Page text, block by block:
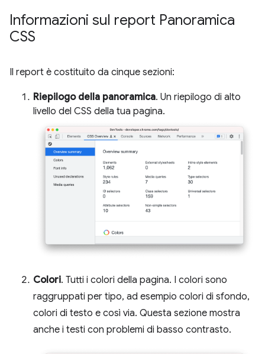
Informazioni sul report Panoramica
CSS
Il report è costituito da cinque sezioni:
Riepilogo della panoramica. Un riepilogo di alto
livello del CSS della tua pagina.
Colori. Tutti i colori della pagina. I colori sono
raggruppati per tipo, ad esempio colori di sfondo,
colori di testo e così via. Questa sezione mostra
anche i testi con problemi di basso contrasto.